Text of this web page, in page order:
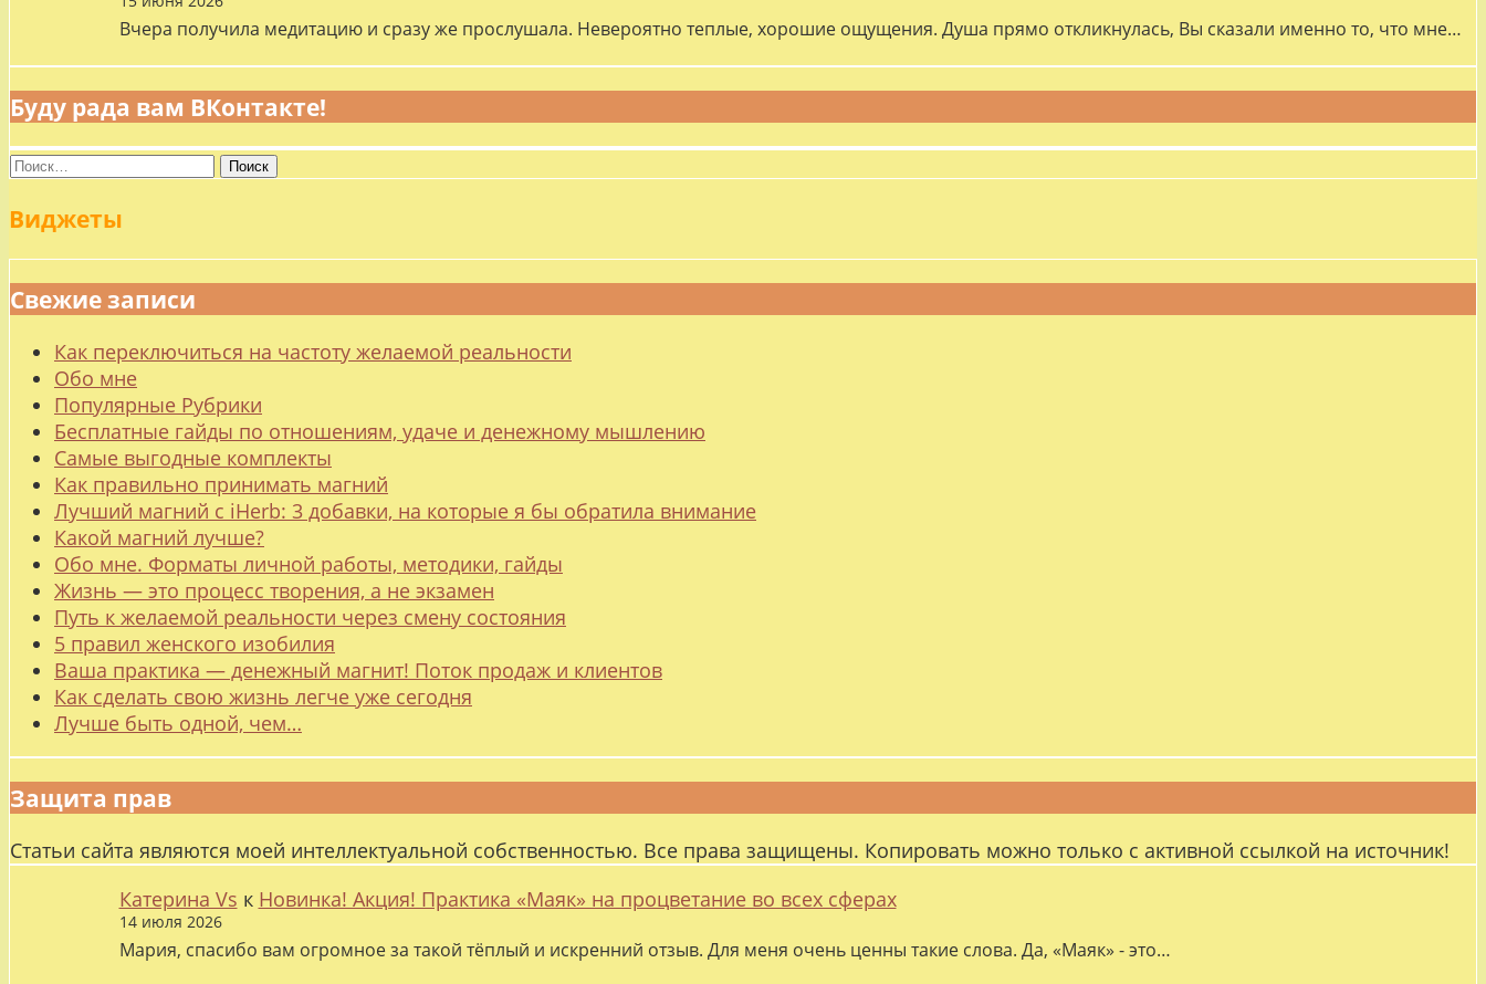
Вчера получила медитацию и сразу же прослушала. Невероятно теплые, хорошие ощущения. Душа прямо откликнулась, Вы сказали именно то, что мне…
Буду рада вам ВКонтакте!
Найти:
Виджеты
Свежие записи
Как переключиться на частоту желаемой реальности
Обо мне
Популярные Рубрики
Бесплатные гайды по отношениям, удаче и денежному мышлению
Самые выгодные комплекты
Как правильно принимать магний
Лучший магний с iHerb: 3 добавки, на которые я бы обратила внимание
Какой магний лучше?
Обо мне. Форматы личной работы, методики, гайды
Жизнь — это процесс творения, а не экзамен
Путь к желаемой реальности через смену состояния
5 правил женского изобилия
Ваша практика — денежный магнит! Поток продаж и клиентов
Как сделать свою жизнь легче уже сегодня
Лучше быть одной, чем…
Защита прав
Статьи сайта являются моей интеллектуальной собственностью. Все права защищены. Копировать можно только с активной ссылкой на источник!
Катерина Vs к Новинка! Акция! Практика «Маяк» на процветание во всех сферах
14 июля 2026
Мария, спасибо вам огромное за такой тёплый и искренний отзыв. Для меня очень ценны такие слова. Да, «Маяк» - это…